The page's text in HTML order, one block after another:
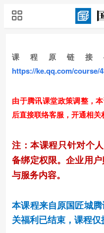
课程原链接
https://ke.qq.com/course/
由于腾讯课堂政策调整，
后直接联络客服，开通相关
注：本课程只针对个
备绑定权限。企业用
与服务内容。
本课程来自原国匠城
关福利已结束，课程仅